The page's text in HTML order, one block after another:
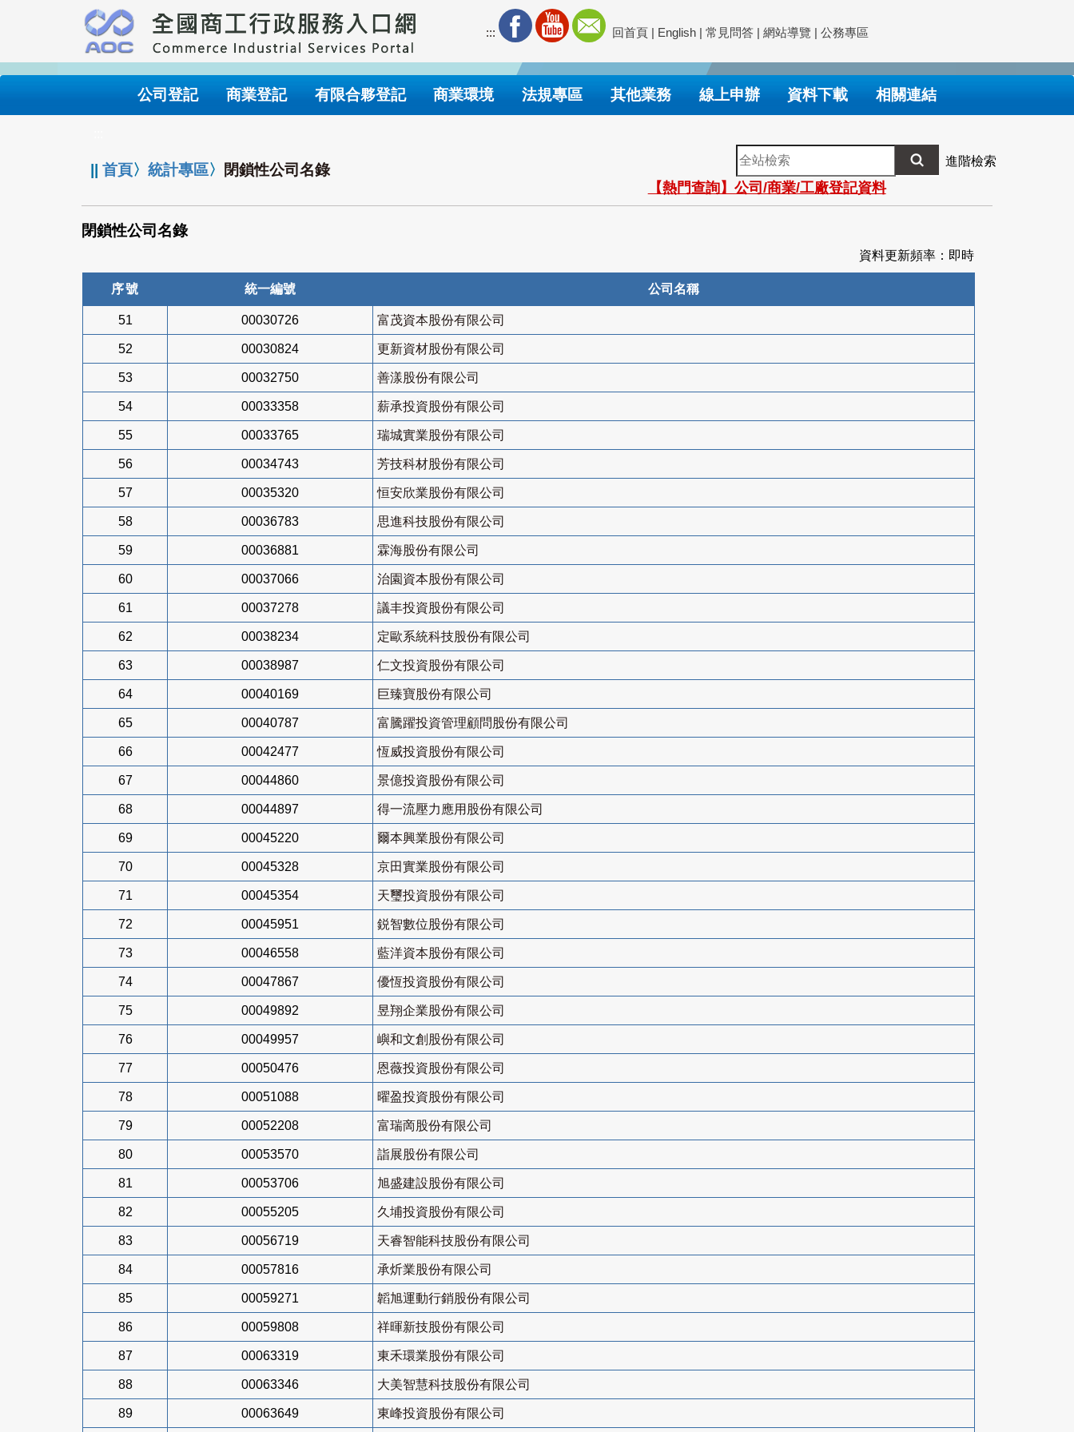
要
內
::: 回首頁 | English | 常見問答 | 網站導覽 | 公務專區
公司登記 商業登記 有限合夥登記 商業環境 法規專區 其他業務 線上申辦 資料下載 相關連結
||首頁〉統計專區〉 閉鎖性公司名錄
全
站
檢
索
進階檢索
【熱門查詢】公司/商業/工廠登記資料
閉鎖性公司名錄
資料更新頻率：即時
序號 統一編號 公司名稱
51 00030726 富茂資本股份有限公司
52 00030824 更新資材股份有限公司
53 00032750 善漾股份有限公司
54 00033358 薪承投資股份有限公司
55 00033765 瑞城實業股份有限公司
56 00034743 芳技科材股份有限公司
57 00035320 恒安欣業股份有限公司
58 00036783 思進科技股份有限公司
59 00036881 霖海股份有限公司
60 00037066 治園資本股份有限公司
61 00037278 議丰投資股份有限公司
62 00038234 定歐系統科技股份有限公司
63 00038987 仁文投資股份有限公司
64 00040169 巨臻寶股份有限公司
65 00040787 富騰躍投資管理顧問股份有限公司
66 00042477 恆威投資股份有限公司
67 00044860 景億投資股份有限公司
68 00044897 得一流壓力應用股份有限公司
69 00045220 爾本興業股份有限公司
70 00045328 京田實業股份有限公司
71 00045354 天璽投資股份有限公司
72 00045951 鋭智數位股份有限公司
73 00046558 藍洋資本股份有限公司
74 00047867 優恆投資股份有限公司
75 00049892 昱翔企業股份有限公司
76 00049957 嶼和文創股份有限公司
77 00050476 恩薇投資股份有限公司
78 00051088 曜盈投資股份有限公司
79 00052208 富瑞啇股份有限公司
80 00053570 詣展股份有限公司
81 00053706 旭盛建設股份有限公司
82 00055205 久埔投資股份有限公司
83 00056719 天睿智能科技股份有限公司
84 00057816 承炘業股份有限公司
85 00059271 韜旭運動行銷股份有限公司
86 00059808 祥暉新技股份有限公司
87 00063319 東禾環業股份有限公司
88 00063346 大美智慧科技股份有限公司
89 00063649 東峰投資股份有限公司